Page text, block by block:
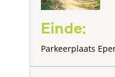
Einde:
Parkeerplaats